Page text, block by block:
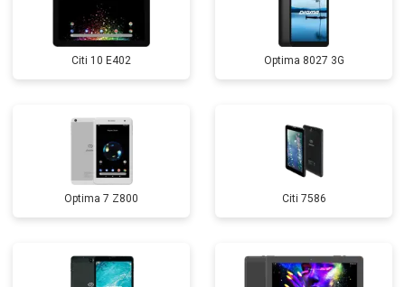
Citi 10 E402 Optima 8027 3G
Optima 7 Z800 Citi 7586